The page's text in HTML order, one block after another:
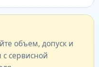
объем, допуск и
сервисной